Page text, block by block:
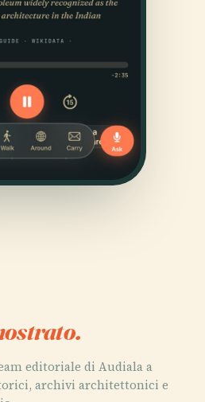
editoriale di Audiala a
archivi architettonici e